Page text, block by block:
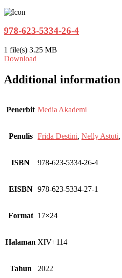
978-623-5334-26-4
1 file(s) 3.25 MB
Download
Additional information
Penerbit Media Akademi
Penulis Frida Destini, Nelly Astuti,
ISBN 978-623-5334-26-4
EISBN 978-623-5334-27-1
Format 17×24
Halaman XIV+114
Tahun 2022